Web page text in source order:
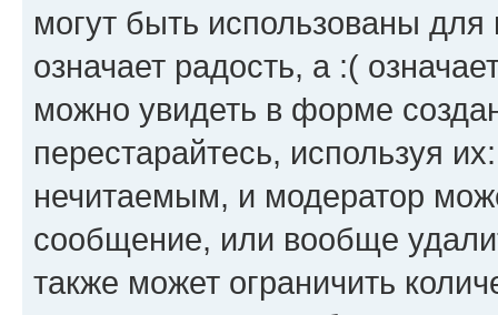
могут быть использованы
означает радость, а :(
можно увидеть в форме
перестарайтесь, используя
нечитаемым, и модератор
сообщение, или вообще
также может ограничить